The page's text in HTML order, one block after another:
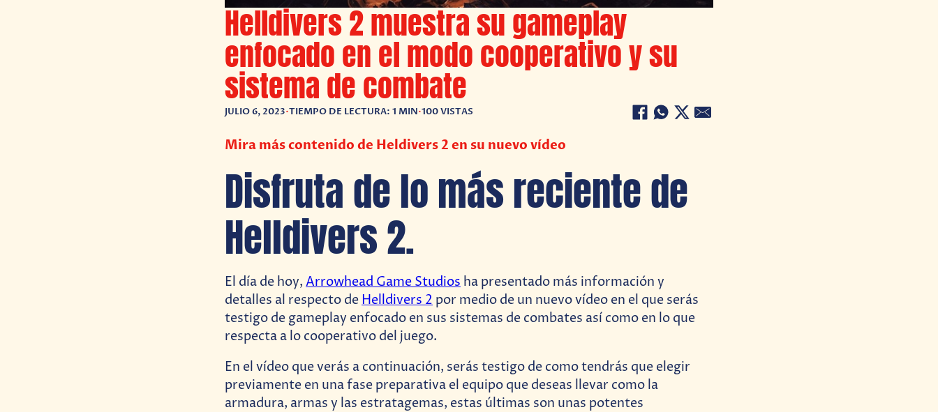
Helldivers 2 muestra su gameplay
enfocado en el modo cooperativo y su
sistema de combate
JULIO 6, 2023•TIEMPO DE LECTURA: 1 MIN•100 VISTAS
Mira más contenido de Heldivers 2 en su nuevo vídeo
Disfruta de lo más reciente de
Helldivers 2.
El día de hoy, Arrowhead Game Studios ha presentado más información y
detalles al respecto de Helldivers 2 por medio de un nuevo vídeo en el que serás
testigo de gameplay enfocado en sus sistemas de combates así como en lo que
respecta a lo cooperativo del juego.
En el vídeo que verás a continuación, serás testigo de como tendrás que elegir
previamente en una fase preparativa el equipo que deseas llevar como la
armadura, armas y las estratagemas, estas últimas son unas potentes